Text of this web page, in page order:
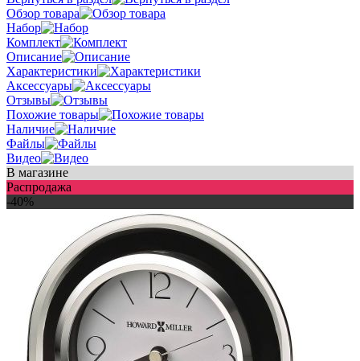
Обзор товара
Набор
Комплект
Описание
Характеристики
Аксессуары
Отзывы
Похожие товары
Наличие
Файлы
Видео
В магазине
Распродажа
-40%